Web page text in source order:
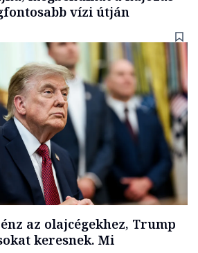
vízi útján
az olajcégekhez, Trump
keresnek. Mi